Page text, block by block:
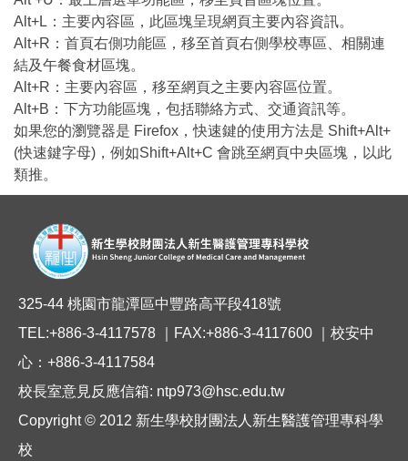
Alt+L：主要內容區，此區塊呈現網頁主要內容資訊。
Alt+R：首頁右側功能區，移至首頁右側學校專區、相關連
結及午餐食材區塊。
Alt+R：主要內容區，移至網頁之主要內容區位置。
Alt+B：下方功能區塊，包括聯絡方式、交通資訊等。
如果您的瀏覽器是 Firefox，快速鍵的使用方法是 Shift+Alt+
(快速鍵字母)，例如Shift+Alt+C 會跳至網頁中央區塊，以此
類推。
325-44 桃園市龍潭區中豐路高平段418號
TEL:+886-3-4117578 ｜FAX:+886-3-4117600 ｜校安中
心：+886-3-4117584
校長室意見反應信箱: ntp973@hsc.edu.tw
Copyright © 2012 新生學校財團法人新生醫護管理專科學
校